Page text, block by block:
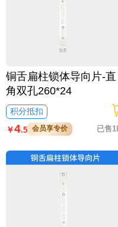
铜舌扁柱锁体导向片-直
角双孔260*24
积分抵扣
￥4.5 会员享专价 已售